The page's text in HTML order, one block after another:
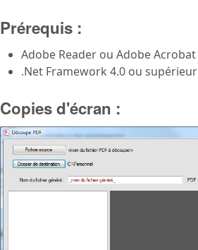
Prérequis :
Adobe Reader ou Adobe Acrobat
.Net Framework 4.0 ou supérieur
Copies d'écran :